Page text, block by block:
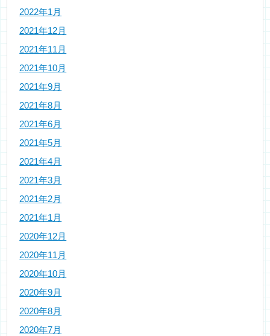
2022年1月
2021年12月
2021年11月
2021年10月
2021年9月
2021年8月
2021年6月
2021年5月
2021年4月
2021年3月
2021年2月
2021年1月
2020年12月
2020年11月
2020年10月
2020年9月
2020年8月
2020年7月